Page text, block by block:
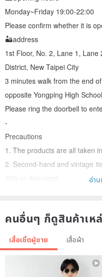
Monday~Friday 19:00-22:00
Please confirm whether it is
🏜address
1st Floor, No. 2, Lane 1, Lane
District, New Taipei City
3 minutes walk from the end
opposite Yongping High School
Please ring the doorbell to
-
Precautions
1. The products are all taken
2. Second-hand and vintage
dirty or damaged
4. Before purchasing, please
damage, color difference and
purchasing
5. If you have any questions,
อ่า
คนอื่นๆ ก็ดูสินค้าเห
เสื้อเชิ้ตผู้ชาย เสื้อผ้า